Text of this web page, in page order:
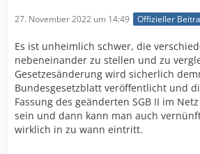
27. November 2022 um 14:49 Offizieller
Es ist unheimlich schwer, die
nebeneinander zu stellen und zu
Gesetzesänderung wird sicherlich
Bundesgesetzblatt veröffentlicht und
Fassung des geänderten SGB II im
sein und dann kann man auch
wirklich in zu wann eintritt.